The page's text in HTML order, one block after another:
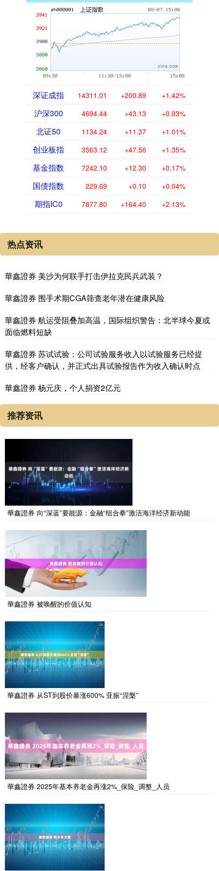
深证成指 14311.01 +200.89 +1.42%
沪深300 4694.44 +43.13 +0.93%
北证50 1134.24 +11.37 +1.01%
创业板指 3563.12 +47.56 +1.35%
基金指数 7242.10 +12.30 +0.17%
国债指数 229.69 +0.10 +0.04%
期指IC0 7877.80 +164.40 +2.13%
热点资讯
華鑫證券 美沙为何联手打击伊拉克民兵武装？
華鑫證券 围手术期CGA筛查老年潜在健康风险
華鑫證券 航运受阻叠加高温，国际组织警告：北半球今夏或
面临燃料短缺
華鑫證券 苏试试验：公司试验服务收入以试验服务已经提
供，经客户确认，并正式出具试验报告作为收入确认时点
華鑫證券 杨元庆，个人捐资2亿元
推荐资讯
華鑫證券 向“深蓝”要能源：金融“组合拳”激活海洋经济新动能
華鑫證券 被唤醒的价值认知
華鑫證券 从ST到股价暴涨600% 亚振“涅槃”
華鑫證券 2025年基本养老金再涨2%_保险_调整_人员